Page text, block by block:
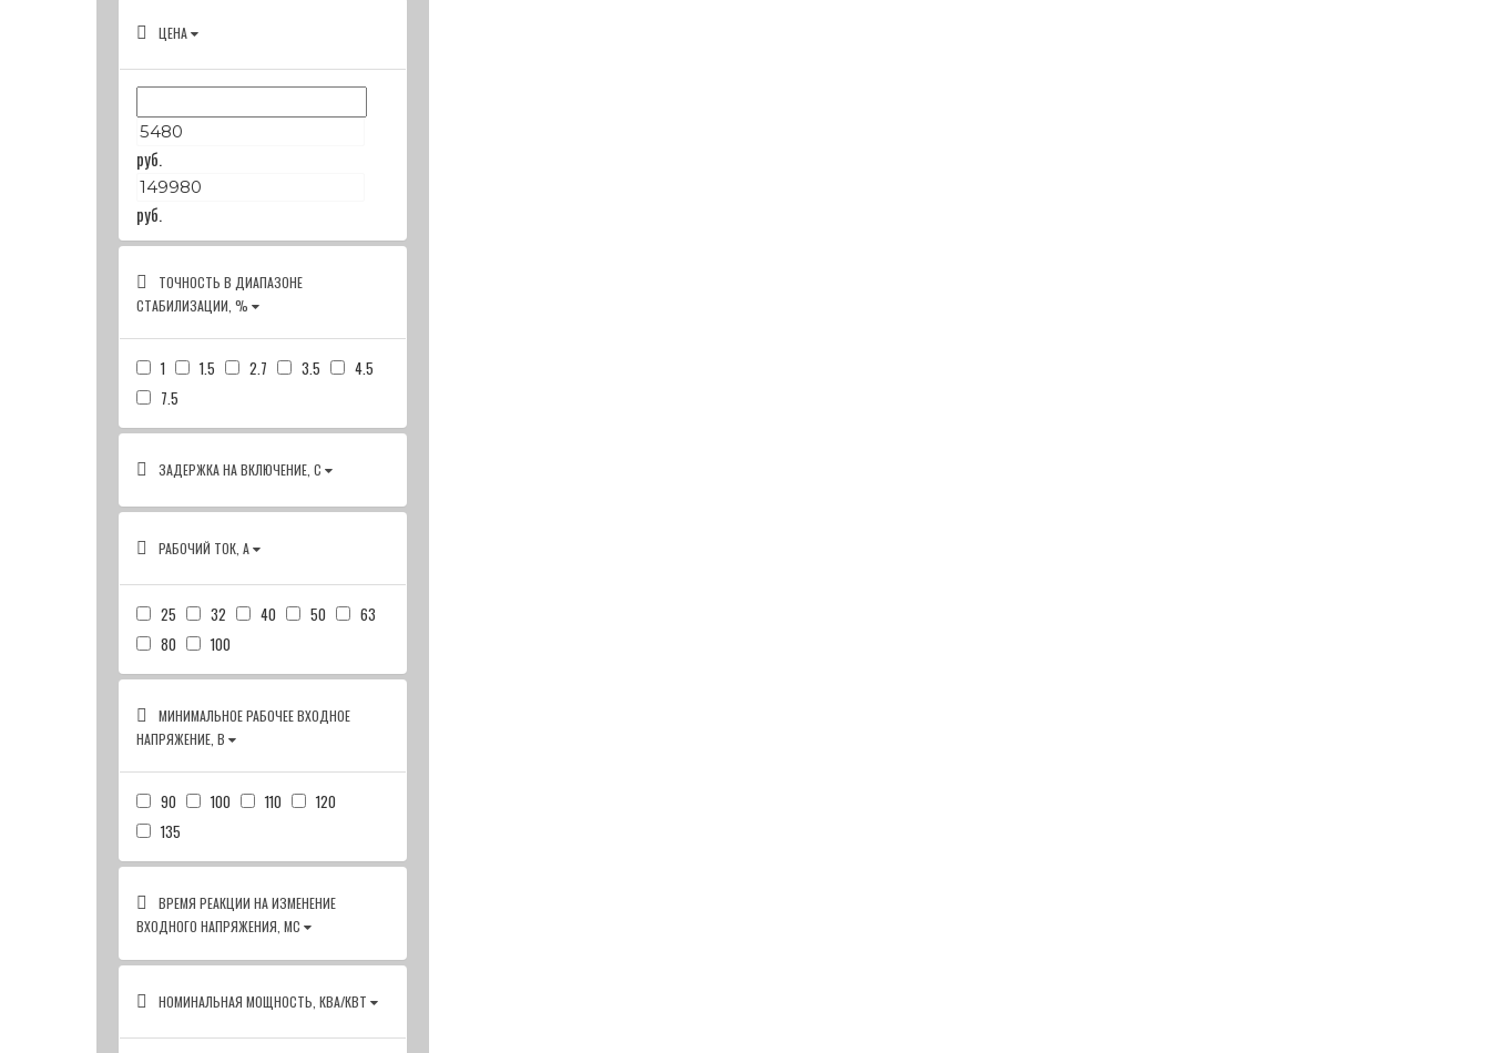
ЦЕНА
руб.
руб.
ТОЧНОСТЬ В ДИАПАЗОНЕ
СТАБИЛИЗАЦИИ, %
1 1.5 2.7 3.5
4.5
7.5
ЗАДЕРЖКА НА ВКЛЮЧЕНИЕ, С
РАБОЧИЙ ТОК, А
25 32 40 50
63
80
100
МИНИМАЛЬНОЕ РАБОЧЕЕ ВХОДНОЕ
НАПРЯЖЕНИЕ, В
90 100 110
120
135
ВРЕМЯ РЕАКЦИИ НА ИЗМЕНЕНИЕ
ВХОДНОГО НАПРЯЖЕНИЯ, МС
НОМИНАЛЬНАЯ МОЩНОСТЬ, КВА/КВТ